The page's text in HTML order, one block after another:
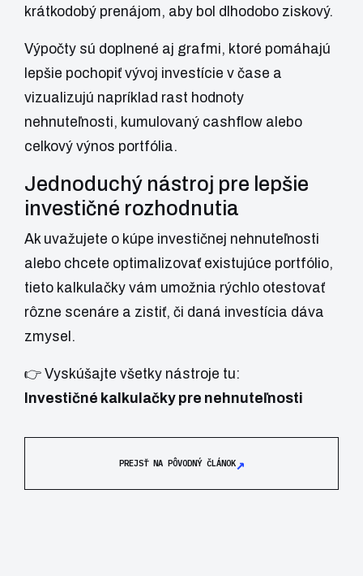
krátkodobý prenájom, aby bol dlhodobo ziskový.
Výpočty sú doplnené aj grafmi, ktoré pomáhajú
lepšie pochopiť vývoj investície v čase a
vizualizujú napríklad rast hodnoty
nehnuteľnosti, kumulovaný cashflow alebo
celkový výnos portfólia.
Jednoduchý nástroj pre lepšie
investičné rozhodnutia
Ak uvažujete o kúpe investičnej nehnuteľnosti
alebo chcete optimalizovať existujúce portfólio,
tieto kalkulačky vám umožnia rýchlo otestovať
rôzne scenáre a zistiť, či daná investícia dáva
zmysel.
👉 Vyskúšajte všetky nástroje tu:
Investičné kalkulačky pre nehnuteľnosti
PREJSŤ NA PÔVODNÝ ČLÁNOK↗